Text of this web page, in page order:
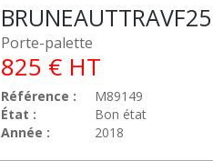
Porte-palette
BRUNEAUTTRAVF25
Référence
M89149
État
Bon état
Année
2018
825 € HT